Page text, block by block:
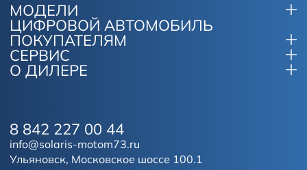
МОДЕЛИ
ЦИФРОВОЙ АВТОМОБИЛЬ
ПОКУПАТЕЛЯМ
СЕРВИС
О ДИЛЕРЕ
Ульяновск, Московское шоссе 100.1
8 842 227 00 44
info@solaris-motom73.ru